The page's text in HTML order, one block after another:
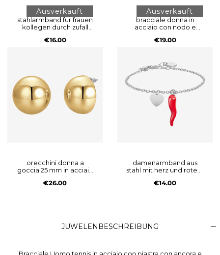
Ausverkauft
stahlarmband für frauen
kollegen durch zufall
€16.00
Ausverkauft
bracciale donna in
acciaio con nodo e
€19.00
orecchini donna a
goccia 25 mm in acciaio
€26.00
damenarmband aus
stahl mit herz und rotem
€14.00
JUWELENBESCHREIBUNG
Bracciale Uomo tennis in acciaio con piastra con ancora e